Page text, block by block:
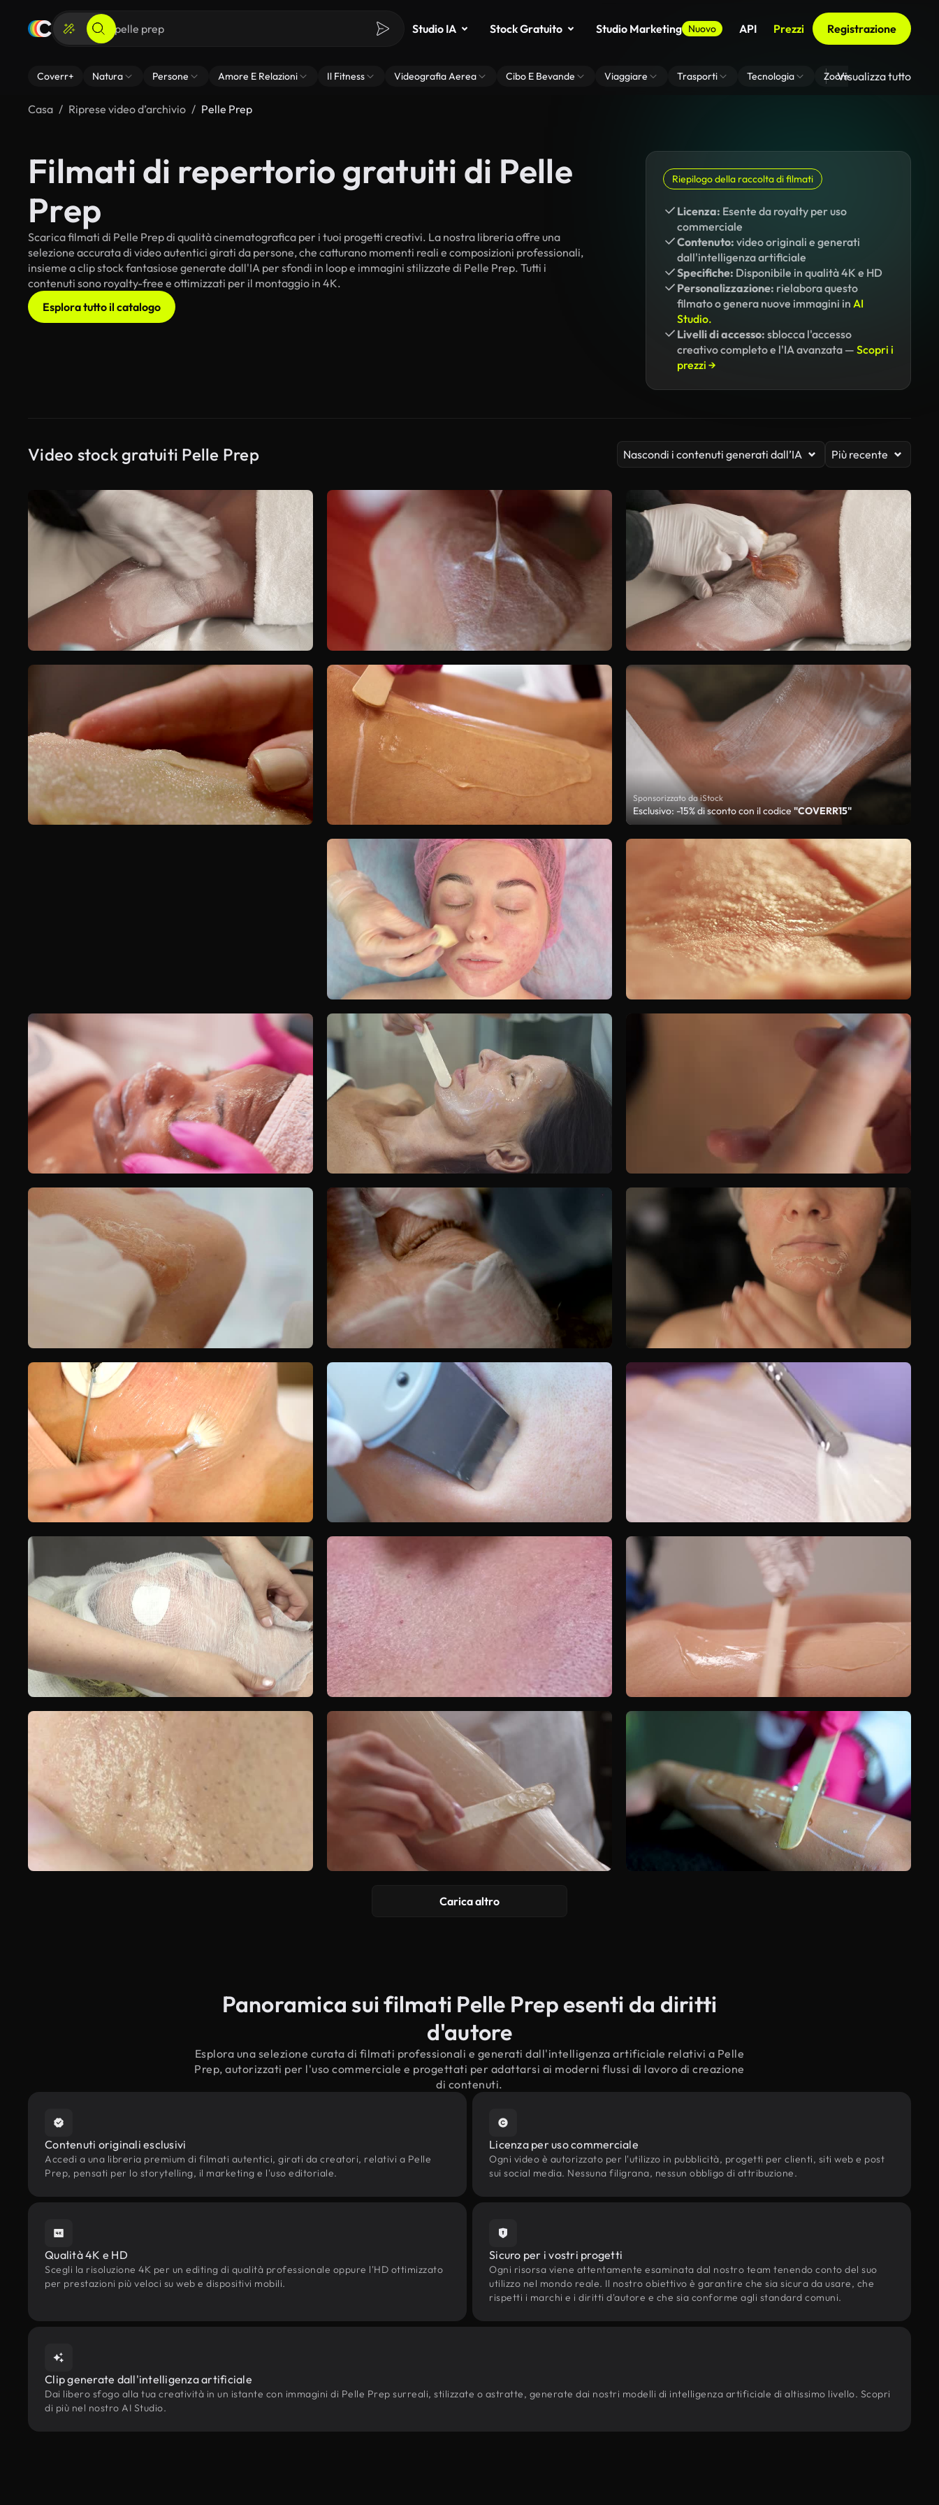
Studio IA Stock Gratuito Studio Marketing Nuovo API Prezzi Registrazione
Coverr+ Natura Persone Amore E Relazioni Il Fitness Videografia Aerea Cibo E Bevande Viaggiare Trasporti Tecnologia Zoom Di Sfondo Virtuale
Visualizza tutto
Casa Riprese video d’archivio Pelle Prep
Filmati di repertorio gratuiti di Pelle
Prep
Scarica filmati di Pelle Prep di qualità cinematografica per i tuoi progetti creativi. La nostra libreria offre una
selezione accurata di video autentici girati da persone, che catturano momenti reali e composizioni professionali,
insieme a clip stock fantasiose generate dall'IA per sfondi in loop e immagini stilizzate di Pelle Prep. Tutti i
contenuti sono royalty-free e ottimizzati per il montaggio in 4K.
Esplora tutto il catalogo
Riepilogo della raccolta di filmati
Licenza: Esente da royalty per uso
commerciale
Contenuto: video originali e generati
dall'intelligenza artificiale
Specifiche: Disponibile in qualità 4K e HD
Personalizzazione: rielabora questo
filmato o genera nuove immagini in AI
Studio.
Livelli di accesso: sblocca l'accesso
creativo completo e l'IA avanzata — Scopri i
prezzi →
Video stock gratuiti Pelle Prep Nascondi i contenuti generati dall’IA Più recente
Sponsorizzato da iStock
Esclusivo: -15% di sconto con il codice "COVERR15"
Carica altro
Panoramica sui filmati Pelle Prep esenti da diritti
d'autore
Esplora una selezione curata di filmati professionali e generati dall'intelligenza artificiale relativi a Pelle
Prep, autorizzati per l'uso commerciale e progettati per adattarsi ai moderni flussi di lavoro di creazione
di contenuti.
Contenuti originali esclusivi
Accedi a una libreria premium di filmati autentici, girati da creatori, relativi a Pelle
Prep, pensati per lo storytelling, il marketing e l'uso editoriale.
Licenza per uso commerciale
Ogni video è autorizzato per l'utilizzo in pubblicità, progetti per clienti, siti web e post
sui social media. Nessuna filigrana, nessun obbligo di attribuzione.
Qualità 4K e HD
Scegli la risoluzione 4K per un editing di qualità professionale oppure l'HD ottimizzato
per prestazioni più veloci su web e dispositivi mobili.
Sicuro per i vostri progetti
Ogni risorsa viene attentamente esaminata dal nostro team tenendo conto del suo
utilizzo nel mondo reale. Il nostro obiettivo è garantire che sia sicura da usare, che
rispetti i marchi e i diritti d'autore e che sia conforme agli standard comuni.
Clip generate dall'intelligenza artificiale
Dai libero sfogo alla tua creatività in un istante con immagini di Pelle Prep surreali, stilizzate o astratte, generate dai nostri modelli di intelligenza artificiale di altissimo livello. Scopri
di più nel nostro AI Studio.